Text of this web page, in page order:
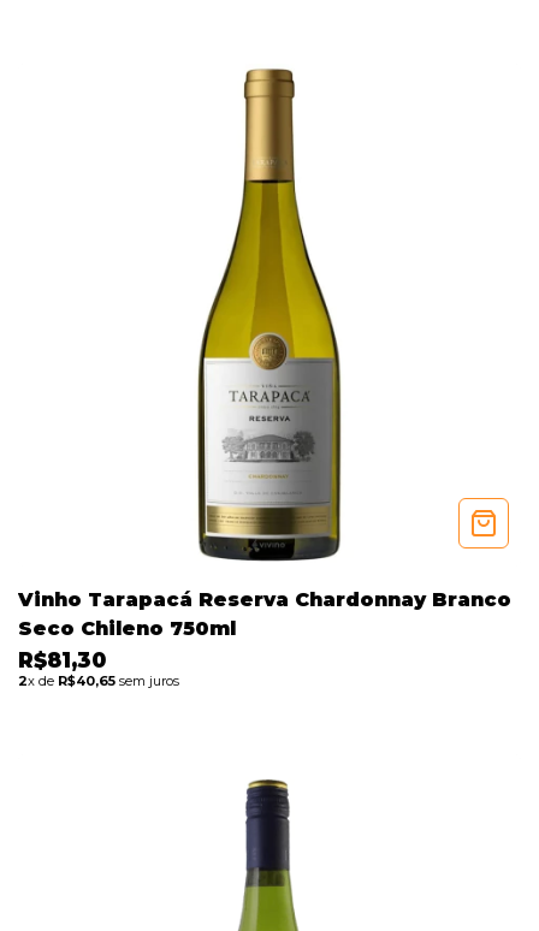
Vinho Tarapacá Reserva Chardonnay Branco
Seco Chileno 750ml
R$81,30
2x de R$40,65 sem juros